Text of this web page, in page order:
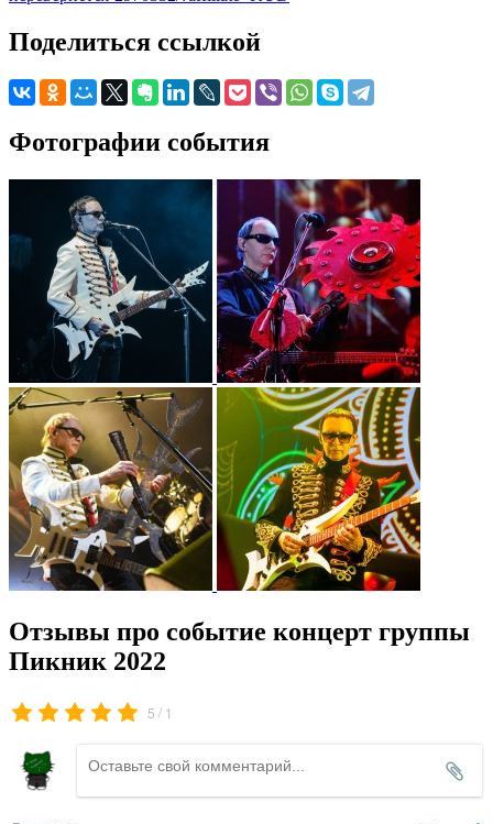
Поделиться ссылкой
Фотографии события
Отзывы про событие концерт группы
Пикник 2022
5 / 1